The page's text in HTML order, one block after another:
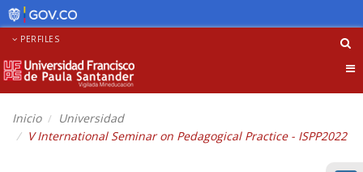
PERFILES
Inicio
Universidad
V International Seminar on Pedagogical Practice - ISPP2022